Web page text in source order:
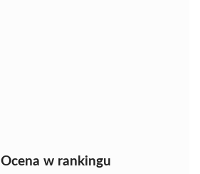
Ocena w rankingu